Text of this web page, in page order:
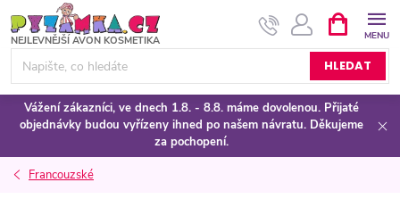
na
obsah
HLEDAT
NÁKUPNÍ
KOŠÍK
Vážení zákazníci, ve dnech 1.8. - 8.8. máme dovolenou. Přijaté
objednávky budou vyřízeny ihned po našem návratu. Děkujeme
za pochopení.
Francouzské